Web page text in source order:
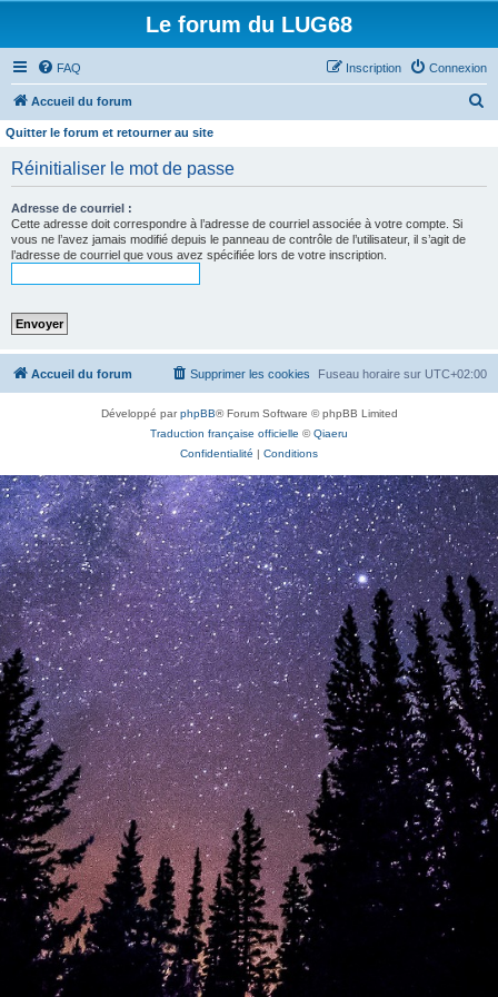
Le forum du LUG68
FAQ Connexion
Inscription
Accueil du forum
Quitter le forum et retourner au site
Réinitialiser le mot de passe
Adresse de courriel :
Cette adresse doit correspondre à l’adresse de courriel associée à votre compte. Si
vous ne l’avez jamais modifié depuis le panneau de contrôle de l’utilisateur, il s’agit de
l’adresse de courriel que vous avez spécifiée lors de votre inscription.
Accueil du forum Fuseau horaire sur UTC+02:00
Supprimer les cookies
Développé parphpBB® Forum Software © phpBB Limited
Traduction française officielle ©Qiaeru
Confidentialité | Conditions